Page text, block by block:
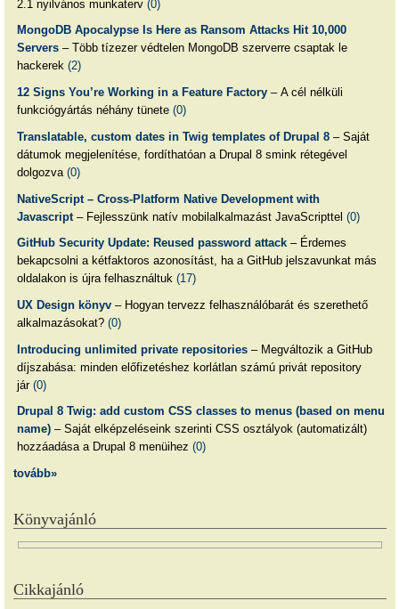
2.1 nyilvános munkaterv (0)
MongoDB Apocalypse Is Here as Ransom Attacks Hit 10,000
Servers– Több tízezer védtelen MongoDB szerverre csaptak le
hackerek (2)
12 Signs You’re Working in a Feature Factory– A cél nélküli
funkciógyártás néhány tünete (0)
Translatable, custom dates in Twig templates of Drupal 8– Saját
dátumok megjelenítése, fordíthatóan a Drupal 8 smink rétegével
dolgozva (0)
NativeScript – Cross-Platform Native Development with
Javascript– Fejlesszünk natív mobilalkalmazást JavaScripttel (0)
GitHub Security Update: Reused password attack– Érdemes
bekapcsolni a kétfaktoros azonosítást, ha a GitHub jelszavunkat más
oldalakon is újra felhasználtuk (17)
UX Design könyv– Hogyan tervezz felhasználóbarát és szerethető
alkalmazásokat? (0)
Introducing unlimited private repositories– Megváltozik a GitHub
díjszabása: minden előfizetéshez korlátlan számú privát repository
jár (0)
Drupal 8 Twig: add custom CSS classes to menus (based on menu
name)– Saját elképzeléseink szerinti CSS osztályok (automatizált)
hozzáadása a Drupal 8 menüihez (0)
tovább»
Könyvajánló
Cikkajánló